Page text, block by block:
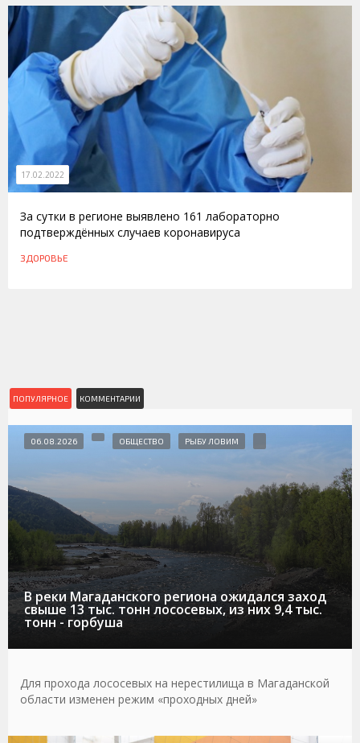
17.02.2022
За сутки в регионе выявлено 161 лабораторно
подтверждённых случаев коронавируса
ЗДОРОВЬЕ
ПОПУЛЯРНОЕ КОММЕНТАРИИ
В реки Магаданского региона ожидался заход
свыше 13 тыс. тонн лососевых, из них 9,4 тыс.
тонн - горбуша
06.08.2026 ОБЩЕСТВО РЫБУ ЛОВИМ
Для прохода лососевых на нерестилища в Магаданской
области изменен режим «проходных дней»